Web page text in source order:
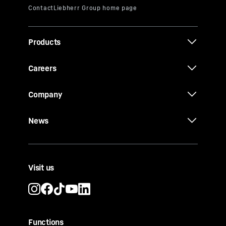
Products
Careers
Company
News
Visit us
Functions